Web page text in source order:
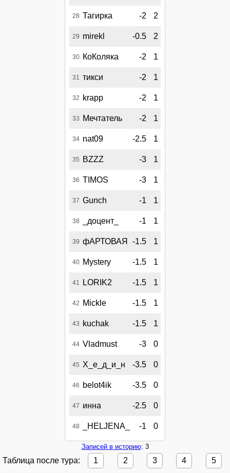
28 Тагирка -2 2
29 mirekl -0.5 2
30 КоКоляка -2 1
31 тикси -2 1
32 krapp -2 1
33 Мечтатель -2 1
34 nat09 -2.5 1
35 BZZZ -3 1
36 TIMOS -3 1
37 Gunch -1 1
38 _доцент_ -1 1
39 фАРТОВАЯ -1.5 1
40 Mystery -1.5 1
41 LORIK2 -1.5 1
42 Mickle -1.5 1
43 kuchak -1.5 1
44 Vladmust -3 0
45 Х_е_д_и_н -3.5 0
46 belot4ik -3.5 0
47 инна -2.5 0
48 _HELJENA_ -1 0
Записей в историю: 3
Таблица после тура: 1 2 3 4 5